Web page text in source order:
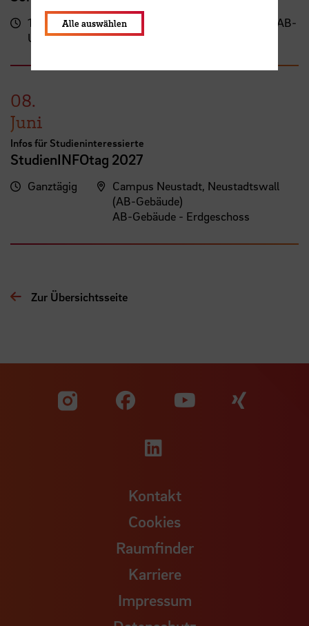
17:00
Uhr
Campus Neustadt, Neustadtswall (AB-
Gebäude)
08.
Juni
Infos für Studieninteressierte
StudienINFOtag 2027
Ganztägig
Campus Neustadt, Neustadtswall
(AB-Gebäude)
AB-Gebäude - Erdgeschoss
Zur Übersichtsseite
Zu unserer Facebook
Zu
Zu unserer
Kontakt
Cookies
Raumfinder
Karriere
Impressum
Alle auswählen